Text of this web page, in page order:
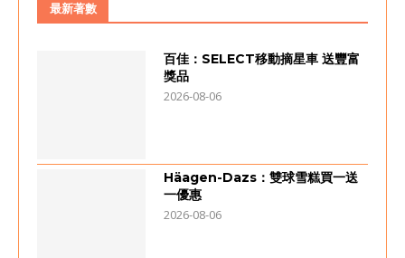
最新著數
百佳：SELECT移動摘星車 送豐富
獎品
2026-08-06
Häagen-Dazs：雙球雪糕買一送
一優惠
2026-08-06